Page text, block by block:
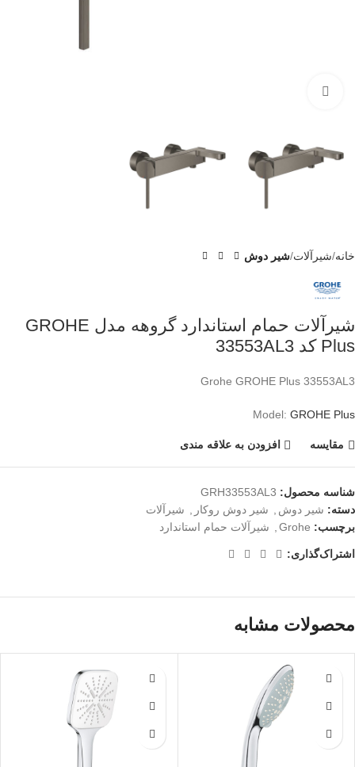
خانه شیرآلات شیر دوش
شیرآلات حمام استاندارد گروهه مدل GROHE
Plus کد 33553AL3
Grohe GROHE Plus 33553AL3
Model: GROHE Plus
مقايسه افزودن به علاقه مندی
شناسه محصول: GRH33553AL3
دسته: شیر دوش شیر دوش روكار
شیرآلات
برچسب: Grohe شیرآلات حمام استاندارد
اشتراک‌گذاری:
محصولات مشابه